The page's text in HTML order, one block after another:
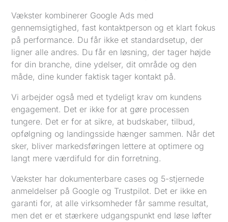
Vækster kombinerer Google Ads med
gennemsigtighed, fast kontaktperson og et klart fokus
på performance. Du får ikke et standardsetup, der
ligner alle andres. Du får en løsning, der tager højde
for din branche, dine ydelser, dit område og den
måde, dine kunder faktisk tager kontakt på.
Vi arbejder også med et tydeligt krav om kundens
engagement. Det er ikke for at gøre processen
tungere. Det er for at sikre, at budskaber, tilbud,
opfølgning og landingsside hænger sammen. Når det
sker, bliver markedsføringen lettere at optimere og
langt mere værdifuld for din forretning.
Vækster har dokumenterbare cases og 5-stjernede
anmeldelser på Google og Trustpilot. Det er ikke en
garanti for, at alle virksomheder får samme resultat,
men det er et stærkere udgangspunkt end løse løfter